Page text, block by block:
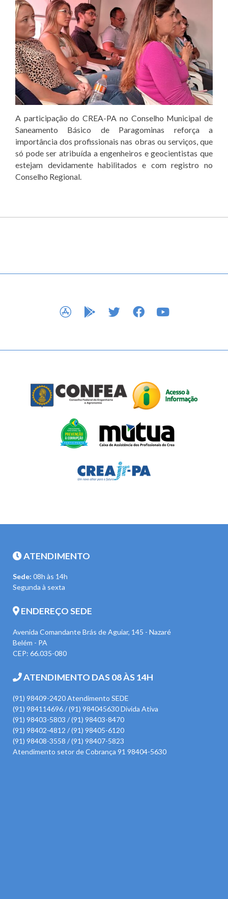
A participação do CREA-PA no Conselho Municipal de
Saneamento Básico de Paragominas reforça a
importância dos profissionais nas obras ou serviços, que
só pode ser atribuída a engenheiros e geocientistas que
estejam devidamente habilitados e com registro no
Conselho Regional.
APP STOREGOOGLE PLAY
TWITTERFACEBOOK
ATENDIMENTO
Sede: 08h às 14h
Segunda à sexta
ENDEREÇO SEDE
Avenida Comandante Brás de Aguiar, 145 - Nazaré
Belém - PA
CEP: 66.035-080
ATENDIMENTO DAS 08 ÀS 14H
(91) 98409-2420 Atendimento SEDE
(91) 984114696 / (91) 984045630 Divida Ativa
(91) 98403-5803 / (91) 98403-8470
(91) 98402-4812 / (91) 98405-6120
(91) 98408-3558 / (91) 98407-5823
Atendimento setor de Cobrança 91 98404-5630